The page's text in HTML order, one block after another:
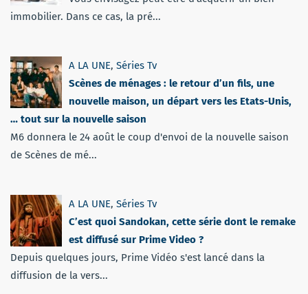
immobilier. Dans ce cas, la pré...
A LA UNE, Séries Tv
Scènes de ménages : le retour d’un fils, une
nouvelle maison, un départ vers les Etats-Unis,
… tout sur la nouvelle saison
M6 donnera le 24 août le coup d'envoi de la nouvelle saison
de Scènes de mé...
A LA UNE, Séries Tv
C’est quoi Sandokan, cette série dont le remake
est diffusé sur Prime Video ?
Depuis quelques jours, Prime Vidéo s'est lancé dans la
diffusion de la vers...